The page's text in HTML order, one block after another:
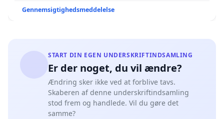
Gennemsigtighedsmeddelelse
START DIN EGEN UNDERSKRIFTINDSAMLING
Er der noget, du vil ændre?
Ændring sker ikke ved at forblive tavs.
Skaberen af denne underskriftindsamling
stod frem og handlede. Vil du gøre det
samme?